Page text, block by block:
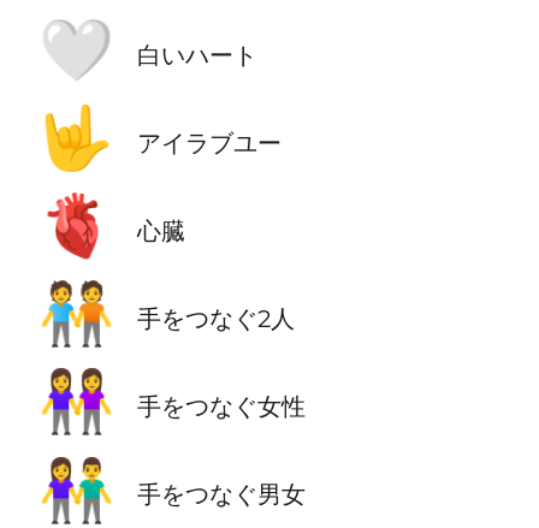
🤍 白いハート
🤟 アイラブユー
🫀 心臓
🧑‍🤝‍🧑 手をつなぐ2人
👭 手をつなぐ女性
👫 手をつなぐ男女